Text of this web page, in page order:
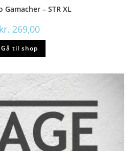
Gamacher – STR XL
kr. 269,00
Gå til shop